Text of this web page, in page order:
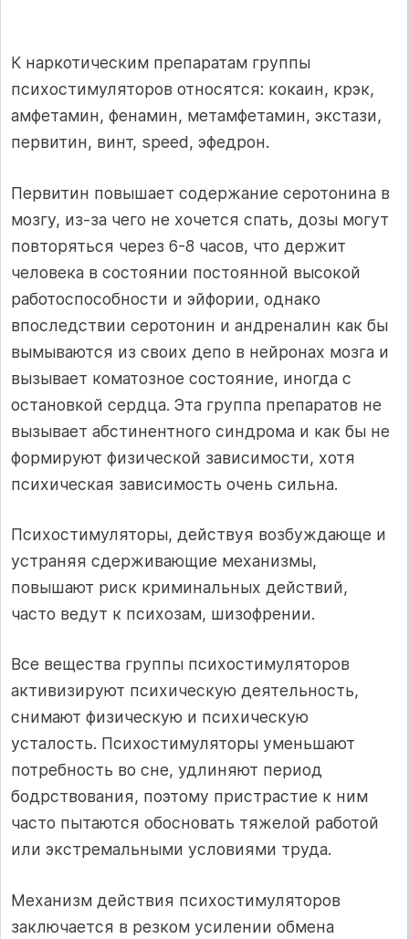
К наркотическим препаратам группы
психостимуляторов относятся: кокаин, крэк,
амфетамин, фенамин, метамфетамин, экстази,
первитин, винт, speed, эфедрон.
Первитин повышает содержание серотонина в
мозгу, из-за чего не хочется спать, дозы могут
повторяться через 6-8 часов, что держит
человека в состоянии постоянной высокой
работоспособности и эйфории, однако
впоследствии серотонин и андреналин как бы
вымываются из своих депо в нейронах мозга и
вызывает коматозное состояние, иногда с
остановкой сердца. Эта группа препаратов не
вызывает абстинентного синдрома и как бы не
формируют физической зависимости, хотя
психическая зависимость очень сильна.
Психостимуляторы, действуя возбуждающе и
устраняя сдерживающие механизмы,
повышают риск криминальных действий,
часто ведут к психозам, шизофрении.
Все вещества группы психостимуляторов
активизируют психическую деятельность,
снимают физическую и психическую
усталость. Психостимуляторы уменьшают
потребность во сне, удлиняют период
бодрствования, поэтому пристрастие к ним
часто пытаются обосновать тяжелой работой
или экстремальными условиями труда.
Механизм действия психостимуляторов
заключается в резком усилении обмена